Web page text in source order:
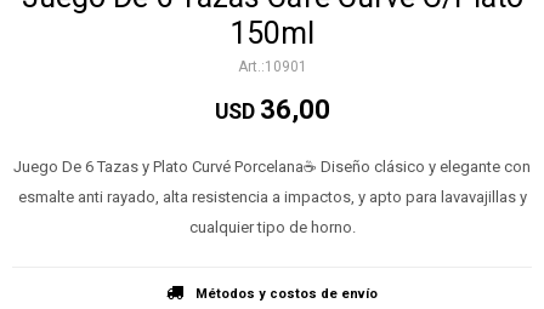
150ml
10901
USD 36,00
Juego De 6 Tazas y Plato Curvé Porcelana☕️ Diseño clásico y elegante con
esmalte anti rayado, alta resistencia a impactos, y apto para lavavajillas y
cualquier tipo de horno.
Métodos y costos de envío